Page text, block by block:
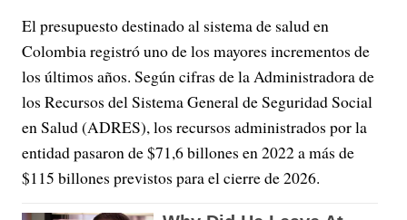
El presupuesto destinado al sistema de salud en
Colombia registró uno de los mayores incrementos de
los últimos años. Según cifras de la Administradora de
los Recursos del Sistema General de Seguridad Social
en Salud (ADRES), los recursos administrados por la
entidad pasaron de $71,6 billones en 2022 a más de
$115 billones previstos para el cierre de 2026.